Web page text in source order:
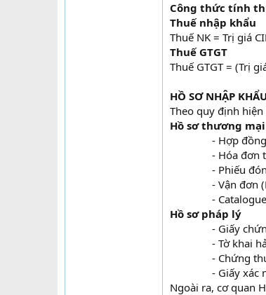
Công thức tính
Thuế nhập khẩu
Thuế NK = Trị giá
Thuế GTGT
Thuế GTGT = (Trị
HỒ SƠ NHẬP
Theo quy định
Hồ sơ thương mại
- Hợp
- Hóa đơn
- Phiếu
- Vận đơn
-
Hồ sơ pháp lý
- Giấy
- Tờ khai
- Chứng
- Giấy xác
Ngoài ra, cơ quan